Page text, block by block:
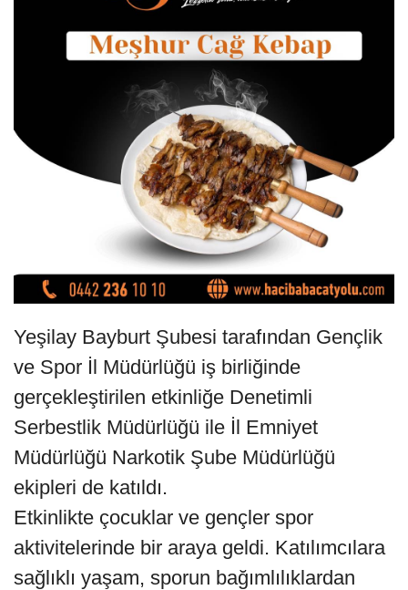
Yeşilay Bayburt Şubesi tarafından Gençlik
ve Spor İl Müdürlüğü iş birliğinde
gerçekleştirilen etkinliğe Denetimli
Serbestlik Müdürlüğü ile İl Emniyet
Müdürlüğü Narkotik Şube Müdürlüğü
ekipleri de katıldı.
Etkinlikte çocuklar ve gençler spor
aktivitelerinde bir araya geldi. Katılımcılara
sağlıklı yaşam, sporun bağımlılıklardan